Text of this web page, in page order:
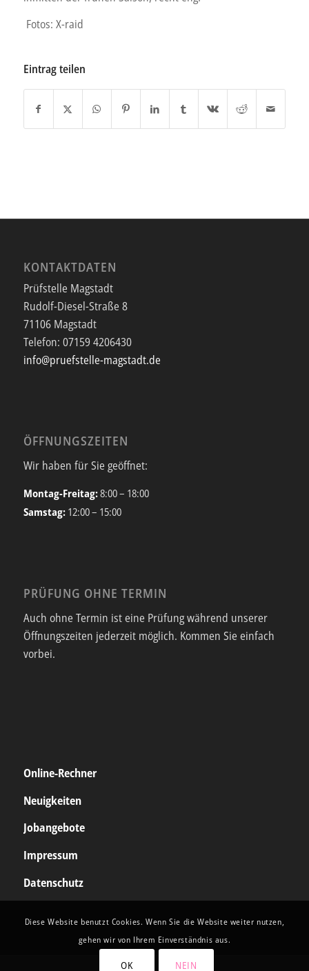
Fotos: X-raid
Eintrag teilen
KONTAKTDATEN
Prüfstelle Magstadt
Rudolf-Diesel-Straße 8
71106 Magstadt
Telefon: 07159 4206430
info@pruefstelle-magstadt.de
ÖFFNUNGSZEITEN
Wir haben für Sie geöffnet:
Montag-Freitag:8:00 – 18:00
Samstag: 12:00 – 15:00
PRÜFUNG OHNE TERMIN
Auch ohne Termin ist eine Prüfung während unserer
Öffnungszeiten jederzeit möglich. Kommen Sie einfach
vorbei.
Online-Rechner
Neuigkeiten
Jobangebote
Impressum
Datenschutz
Diese Website benutzt Cookies. Wenn Sie die Website weiter nutzen,
gehen wir von Ihrem Einverständnis aus.
OK NEIN